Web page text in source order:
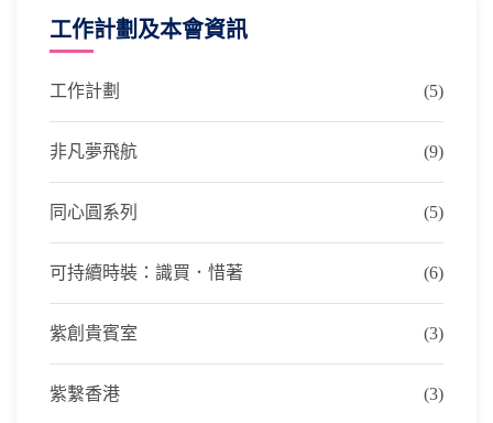
工作計劃及本會資訊
工作計劃 (5)
非凡夢飛航 (9)
同心圓系列 (5)
可持續時裝：識買．惜著 (6)
紫創貴賓室 (3)
紫繫香港 (3)